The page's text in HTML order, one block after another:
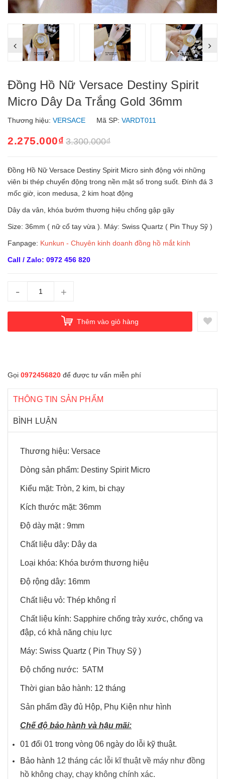
Đồng Hồ Nữ Versace Destiny Spirit
Micro Dây Da Trắng Gold 36mm
Thương hiệu: VERSACE Mã SP: VARDT011
2.275.000₫ 3.300.000₫
Đồng Hồ Nữ Versace Destiny Spirit Micro sinh động với những
viên bi thép chuyển động trong nền mặt số trong suốt. Đính đá 3
mốc giờ, icon medusa, 2 kim hoạt động
Dây da vân, khóa bướm thương hiệu chống gập gãy
Size: 36mm ( nữ cổ tay vừa ). Máy: Swiss Quartz ( Pin Thụy Sỹ )
Fanpage: Kunkun - Chuyên kinh doanh đồng hồ mắt kính
Call / Zalo: 0972 456 820
- +
Thêm vào giỏ hàng
Gọi 0972456820 để được tư vấn miễn phí
THÔNG TIN SẢN PHẨM
BÌNH LUẬN
Thương hiệu: Versace
Dòng sản phẩm: Destiny Spirit Micro
Kiểu mặt: Tròn, 2 kim, bi chạy
Kích thước mặt: 36mm
Độ dày mặt : 9mm
Chất liệu dây: Dây da
Loại khóa: Khóa bướm thương hiệu
Độ rộng dây: 16mm
Chất liệu vỏ: Thép không rỉ
Chất liệu kính: Sapphire chống trày xước, chống va
đập, có khả năng chịu lực
Máy: Swiss Quartz ( Pin Thụy Sỹ )
Độ chống nước: 5ATM
Thời gian bảo hành: 12 tháng
Sản phẩm đầy đủ Hộp, Phụ Kiện như hình
Chế độ bảo hành và hậu mãi:
01 đổi 01 trong vòng 06 ngày do lỗi kỹ thuật.
Bảo hành 12 tháng các lỗi kĩ thuật về máy như đồng
hồ không chạy, chạy không chính xác.